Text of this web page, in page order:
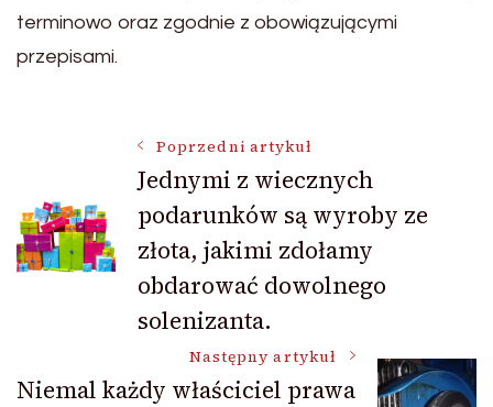
terminowo oraz zgodnie z obowiązującymi
przepisami.
Nawigacja
wpisu
Poprzedni artykuł
Jednymi z wiecznych
podarunków są wyroby ze
złota, jakimi zdołamy
obdarować dowolnego
solenizanta.
Następny artykuł
Niemal każdy właściciel prawa